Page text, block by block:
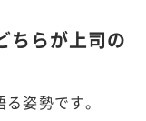
らが上司の
姿勢です。